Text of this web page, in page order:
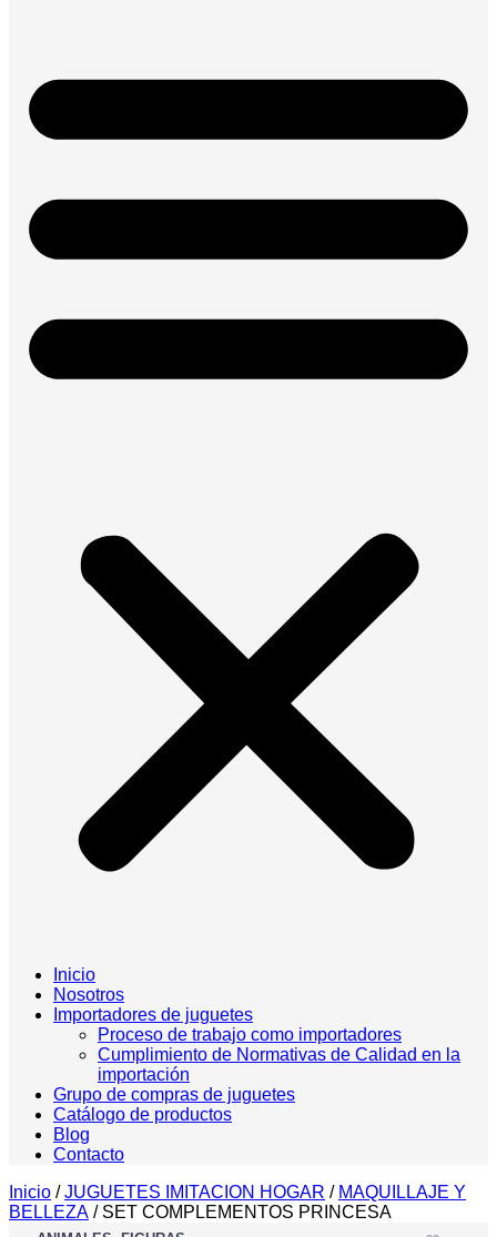
Inicio
Nosotros
Importadores de juguetes
Proceso de trabajo como importadores
Cumplimiento de Normativas de Calidad en la
importación
Grupo de compras de juguetes
Catálogo de productos
Blog
Contacto
Inicio /JUGUETES IMITACION HOGAR / MAQUILLAJE Y
BELLEZA / SET COMPLEMENTOS PRINCESA